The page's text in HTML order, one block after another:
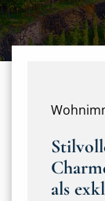
als